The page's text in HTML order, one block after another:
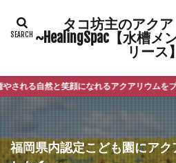
タコ坊主のアク
~HealingSpac【水槽メ
リース】
然と笑顔になれるアクアリウムをプロデュー
福岡県内認定こども園にア